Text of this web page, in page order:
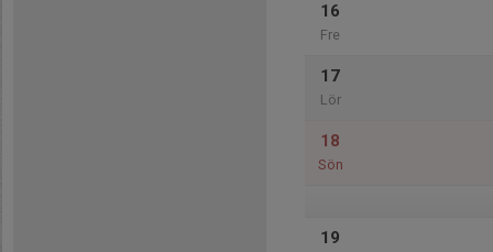
16
Fre
17
Lör
18
Sön
19